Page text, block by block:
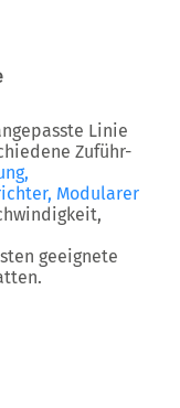
Linie
Zuführ-
Modularer
geeignete